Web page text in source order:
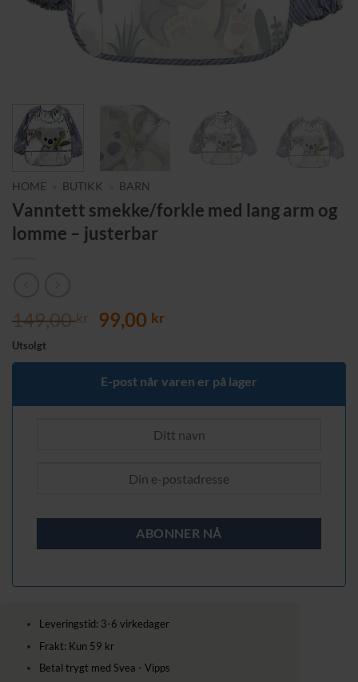
HOME BUTIKK BARN
Vanntett smekke/forkle med lang arm og
lomme – justerbar
149,00kr Opprinnelig
var:
149,00 kr.
99,00 krNåværende
er:
99,00 kr.
Utsolgt
E-post når varen er på lager
Leveringstid: 3-6 virkedager
Frakt: Kun 59 kr
Betal trygt med Svea - Vipps